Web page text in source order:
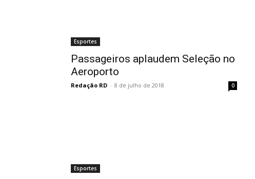
Esportes
Passageiros aplaudem Seleção no
Aeroporto
Redação RD - 8 de julho de 2018 0
Esportes